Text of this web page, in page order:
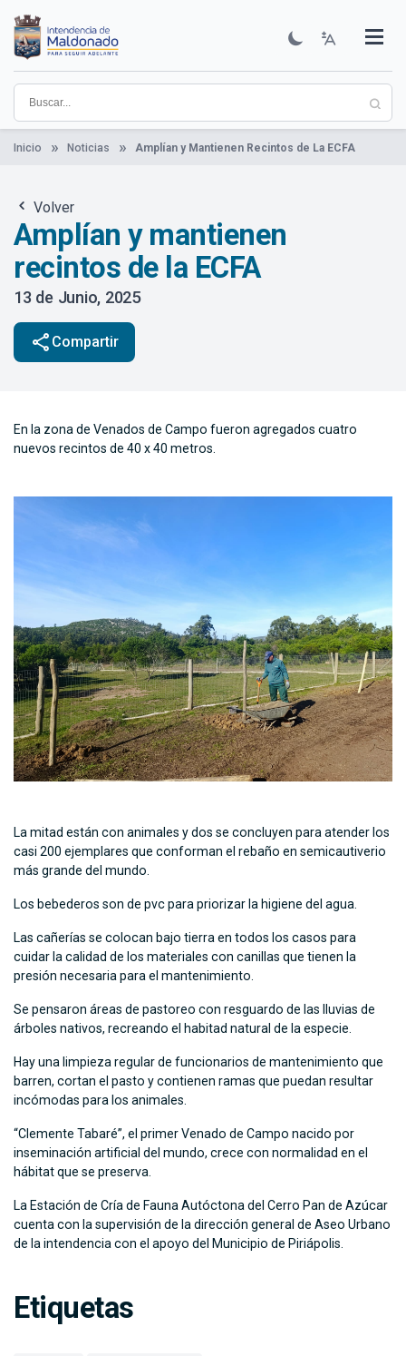
contenido
principal
Institucional
Municipios
Descubre Maldonado
Comunicación
Servicios
Guía De Trámites
Ver Noticias
Inicio Noticias Amplían y Mantienen Recintos de La ECFA
Volver
Amplían y mantienen
recintos de la ECFA
13 de Junio, 2025
share Compartir
En la zona de Venados de Campo fueron agregados cuatro
nuevos recintos de 40 x 40 metros.
La mitad están con animales y dos se concluyen para atender los
casi 200 ejemplares que conforman el rebaño en semicautiverio
más grande del mundo.
Los bebederos son de pvc para priorizar la higiene del agua.
Las cañerías se colocan bajo tierra en todos los casos para
cuidar la calidad de los materiales con canillas que tienen la
presión necesaria para el mantenimiento.
Se pensaron áreas de pastoreo con resguardo de las lluvias de
árboles nativos, recreando el habitad natural de la especie.
Hay una limpieza regular de funcionarios de mantenimiento que
barren, cortan el pasto y contienen ramas que puedan resultar
incómodas para los animales.
“Clemente Tabaré”, el primer Venado de Campo nacido por
inseminación artificial del mundo, crece con normalidad en el
hábitat que se preserva.
La Estación de Cría de Fauna Autóctona del Cerro Pan de Azúcar
cuenta con la supervisión de la dirección general de Aseo Urbano
de la intendencia con el apoyo del Municipio de Piriápolis.
Etiquetas